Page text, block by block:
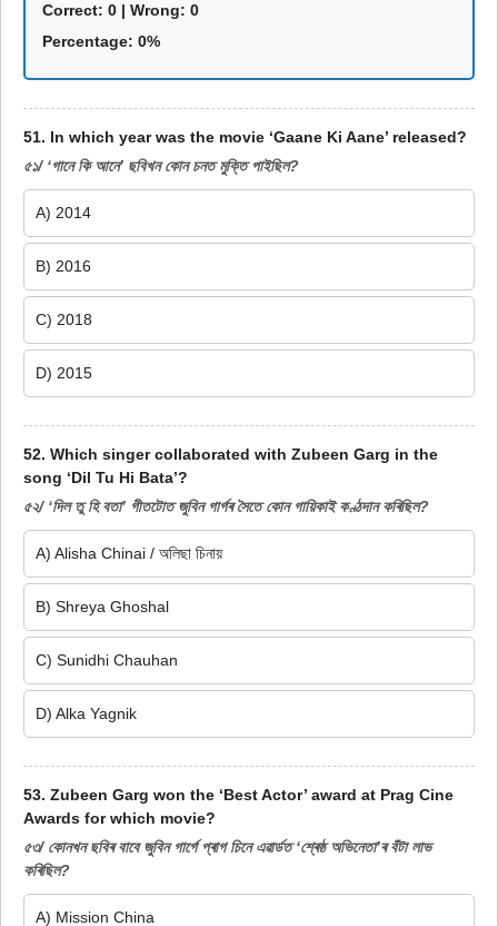
Correct: 0 | Wrong: 0
Percentage: 0%
51. In which year was the movie ‘Gaane Ki Aane’ released?
৫১/ ‘গানে কি আনে’ ছবিখন কোন চনত মুক্তি পাইছিল?
A) 2014
B) 2016
C) 2018
D) 2015
52. Which singer collaborated with Zubeen Garg in the
song ‘Dil Tu Hi Bata’?
৫২/ ‘দিল তু হি বতা’ গীতটোত জুবিন গাৰ্গৰ সৈতে কোন গায়িকাই কণ্ঠদান কৰিছিল?
A) Alisha Chinai / অলিছা চিনায়
B) Shreya Ghoshal
C) Sunidhi Chauhan
D) Alka Yagnik
53. Zubeen Garg won the ‘Best Actor’ award at Prag Cine
Awards for which movie?
৫৩/ কোনখন ছবিৰ বাবে জুবিন গাৰ্গে প্ৰাগ চিনে এৱাৰ্ডত ‘শ্ৰেষ্ঠ অভিনেতা’ৰ বঁটা লাভ
কৰিছিল?
A) Mission China